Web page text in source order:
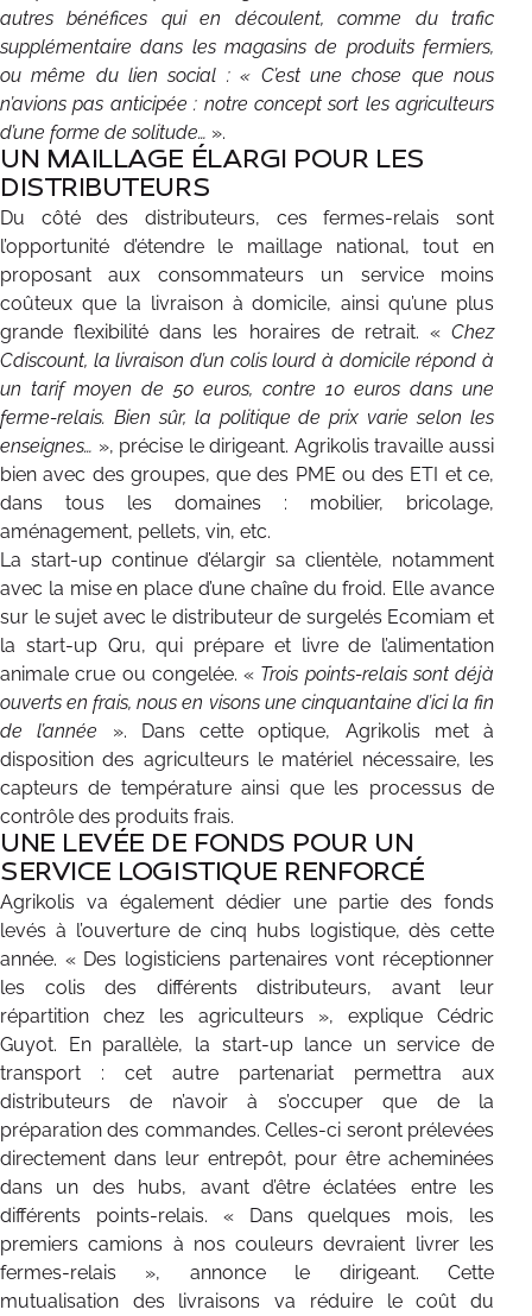
autres bénéfices qui en découlent, comme du trafic
supplémentaire dans les magasins de produits fermiers,
ou même du lien social : « C’est une chose que nous
n’avions pas anticipée : notre concept sort les agriculteurs
d’une forme de solitude… ».
UN MAILLAGE ÉLARGI POUR LES
DISTRIBUTEURS
Du côté des distributeurs, ces fermes-relais sont
l’opportunité d’étendre le maillage national, tout en
proposant aux consommateurs un service moins
coûteux que la livraison à domicile, ainsi qu’une plus
grande flexibilité dans les horaires de retrait. « Chez
Cdiscount, la livraison d’un colis lourd à domicile répond à
un tarif moyen de 50 euros, contre 10 euros dans une
ferme-relais. Bien sûr, la politique de prix varie selon les
enseignes… », précise le dirigeant. Agrikolis travaille aussi
bien avec des groupes, que des PME ou des ETI et ce,
dans tous les domaines : mobilier, bricolage,
aménagement, pellets, vin, etc.
La start-up continue d’élargir sa clientèle, notamment
avec la mise en place d’une chaîne du froid. Elle avance
sur le sujet avec le distributeur de surgelés Ecomiam et
la start-up Qru, qui prépare et livre de l’alimentation
animale crue ou congelée. « Trois points-relais sont déjà
ouverts en frais, nous en visons une cinquantaine d’ici la fin
de l’année ». Dans cette optique, Agrikolis met à
disposition des agriculteurs le matériel nécessaire, les
capteurs de température ainsi que les processus de
contrôle des produits frais.
UNE LEVÉE DE FONDS POUR UN
SERVICE LOGISTIQUE RENFORCÉ
Agrikolis va également dédier une partie des fonds
levés à l’ouverture de cinq hubs logistique, dès cette
année. « Des logisticiens partenaires vont réceptionner
les colis des différents distributeurs, avant leur
répartition chez les agriculteurs », explique Cédric
Guyot. En parallèle, la start-up lance un service de
transport : cet autre partenariat permettra aux
distributeurs de n’avoir à s’occuper que de la
préparation des commandes. Celles-ci seront prélevées
directement dans leur entrepôt, pour être acheminées
dans un des hubs, avant d’être éclatées entre les
différents points-relais. « Dans quelques mois, les
premiers camions à nos couleurs devraient livrer les
fermes-relais », annonce le dirigeant. Cette
mutualisation des livraisons va réduire le coût du